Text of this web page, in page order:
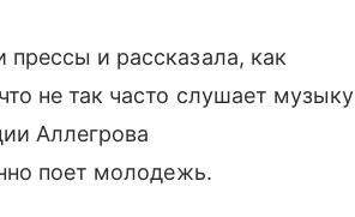
и рассказала, как
не так часто слушает музыку
Аллегрова
поет молодежь.